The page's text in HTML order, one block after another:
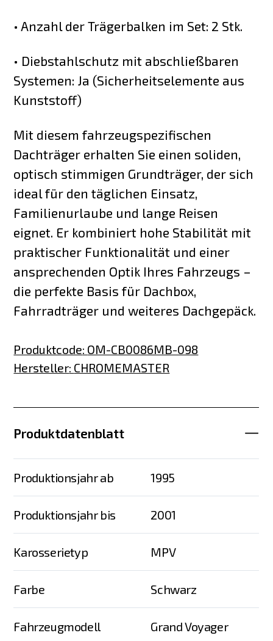
• Anzahl der Trägerbalken im Set: 2 Stk.
• Diebstahlschutz mit abschließbaren
Systemen: Ja (Sicherheitselemente aus
Kunststoff)
Mit diesem fahrzeugspezifischen
Dachträger erhalten Sie einen soliden,
optisch stimmigen Grundträger, der sich
ideal für den täglichen Einsatz,
Familienurlaube und lange Reisen
eignet. Er kombiniert hohe Stabilität mit
praktischer Funktionalität und einer
ansprechenden Optik Ihres Fahrzeugs –
die perfekte Basis für Dachbox,
Fahrradträger und weiteres Dachgepäck.
Produktcode: OM-CB0086MB-098
Hersteller: CHROMEMASTER
Produktdatenblatt
Produktionsjahr ab 1995
Produktionsjahr bis 2001
Karosserietyp MPV
Farbe Schwarz
Fahrzeugmodell Grand Voyager